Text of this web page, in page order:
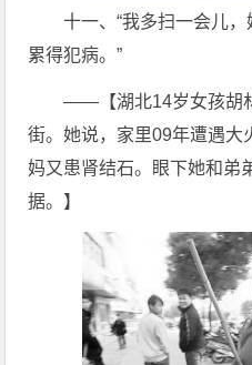
十一、“我多扫一会儿
累得犯病。”
——【湖北14岁女孩胡
街。她说，家里09年遭遇大
妈又患肾结石。眼下她和弟
据。】